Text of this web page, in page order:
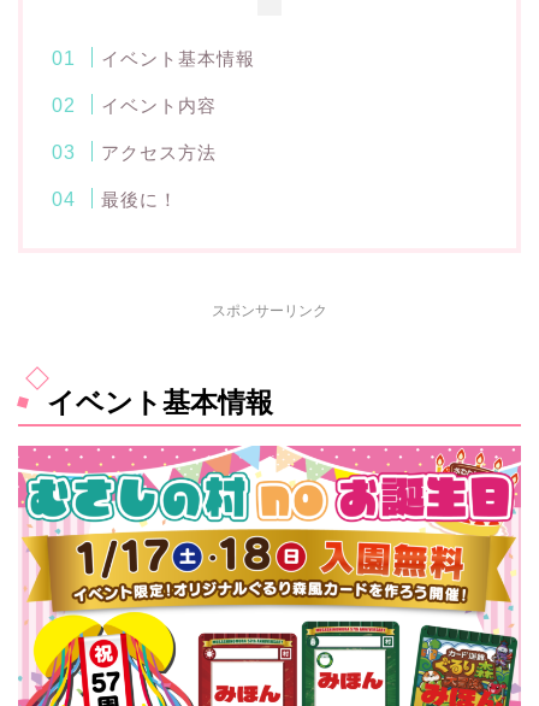
イベント基本情報
イベント内容
アクセス方法
最後に！
スポンサーリンク
イベント基本情報